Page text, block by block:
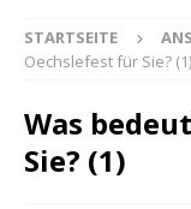
STARTSEITE
Oechslefest für Sie? (1)
Was
Sie? (1)